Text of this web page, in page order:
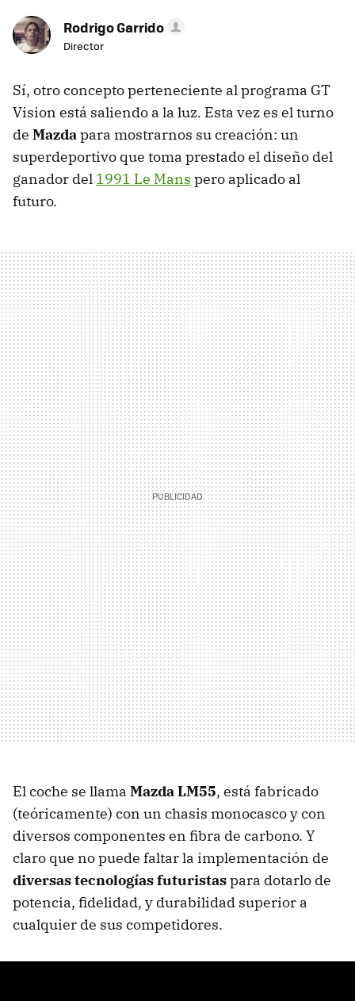
Rodrigo Garrido
Director
Sí, otro concepto perteneciente al programa GT
Vision está saliendo a la luz. Esta vez es el turno
de Mazdapara mostrarnos su creación: un
superdeportivo que toma prestado el diseño del
ganador del 1991 Le Mans pero aplicado al
futuro.
El coche se llama Mazda LM55, está fabricado
(teóricamente) con un chasis monocasco y con
diversos componentes en fibra de carbono. Y
claro que no puede faltar la implementación de
diversas tecnologías futuristaspara dotarlo de
potencia, fidelidad, y durabilidad superior a
cualquier de sus competidores.